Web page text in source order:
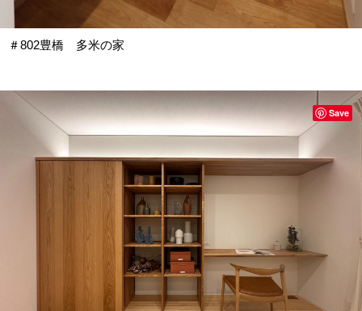
＃802豊橋 多米の家
Save